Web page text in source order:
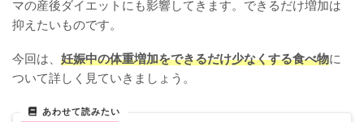
マの産後ダイエットにも影響してきます。できるだけ増加は
抑えたいものです。
今回は、 妊娠中の体重増加をできるだけ少なくする食べ物に
ついて詳しく見ていきましょう。